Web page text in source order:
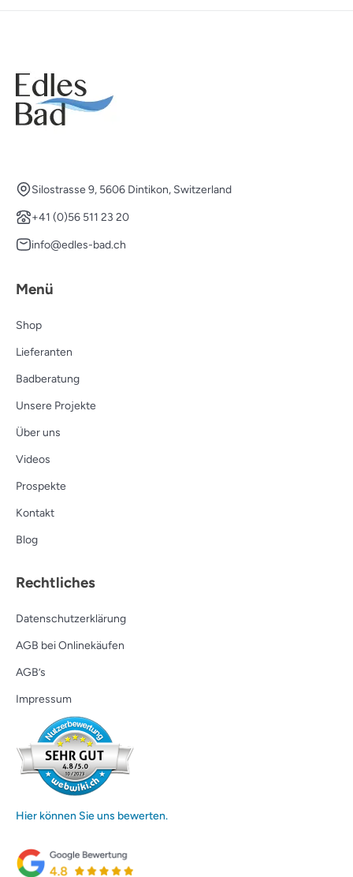
Silostrasse 9, 5606 Dintikon, Switzerland
+41 (0)56 511 23 20
info@edles-bad.ch
Menü
Shop
Lieferanten
Badberatung
Unsere Projekte
Über uns
Videos
Prospekte
Kontakt
Blog
Rechtliches
Datenschutzerklärung
AGB bei Onlinekäufen
AGB’s
Impressum
Hier können Sie uns bewerten.